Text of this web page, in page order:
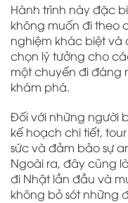
Hành trình này đặc
không muốn đi theo
nghiệm khác biệt và
chọn lý tưởng cho
một chuyến đi đáng
khám phá.
Đối với những người
kế hoạch chi tiết,
sức và đảm bảo sự
Ngoài ra, đây cũng
đi Nhật lần đầu và
không bỏ sót những